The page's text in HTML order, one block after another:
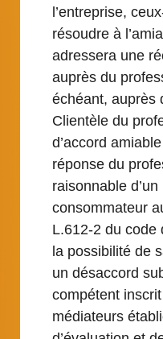
l’entreprise,
résoudre à
adressera une
auprès du
échéant, auprès
Clientèle du
d’accord
réponse du
raisonnable
consommateur
L.612-2 du code
la possibilité de
un désaccord
compétent
médiateurs